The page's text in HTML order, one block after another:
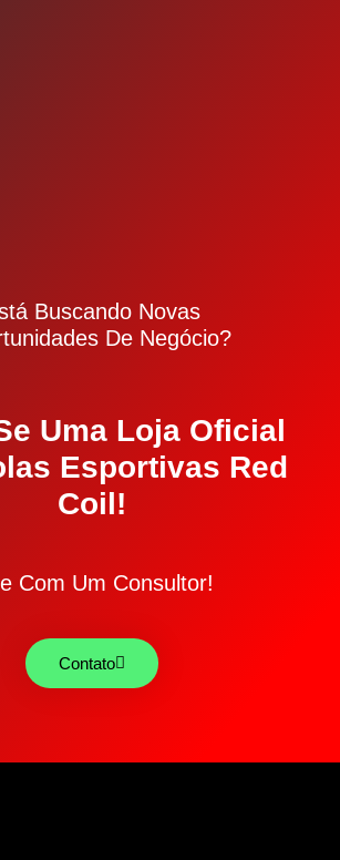
Buscando Novas
De Negócio?
Uma Loja Oficial
Esportivas Red
Coil!
Com Um Consultor!
Contato